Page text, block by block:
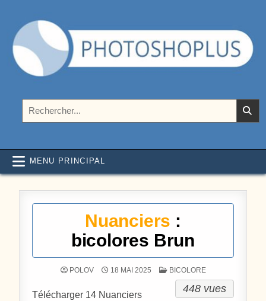
Photoshoplus
MENU PRINCIPAL
Nuanciers :
bicolores Brun
POLOV 18 MAI 2025 POSTÉ DANS
BICOLORE
448 vues
Télécharger 14 Nuanciers